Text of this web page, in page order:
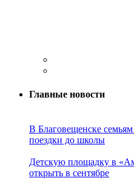
Главные новости
В Благовещенске
поездки до школы
Детскую площадку в
открыть в сентябре